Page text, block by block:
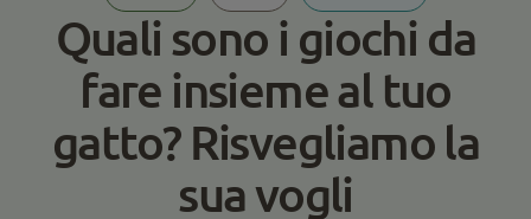
Quali sono i giochi da
fare insieme al tuo
gatto? Risvegliamo la
sua vogli